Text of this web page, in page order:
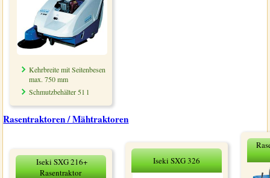
Kehrbreite mit Seitenbesen
max. 750 mm
Schmutzbehälter 51 l
Rasentraktoren / Mähtraktoren
Iseki SXG 216+
Rasentraktor
Iseki SXG 326